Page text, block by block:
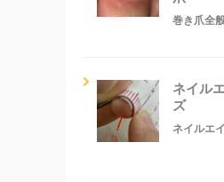
巻き爪全
ネイル
ズ
ネイルエ